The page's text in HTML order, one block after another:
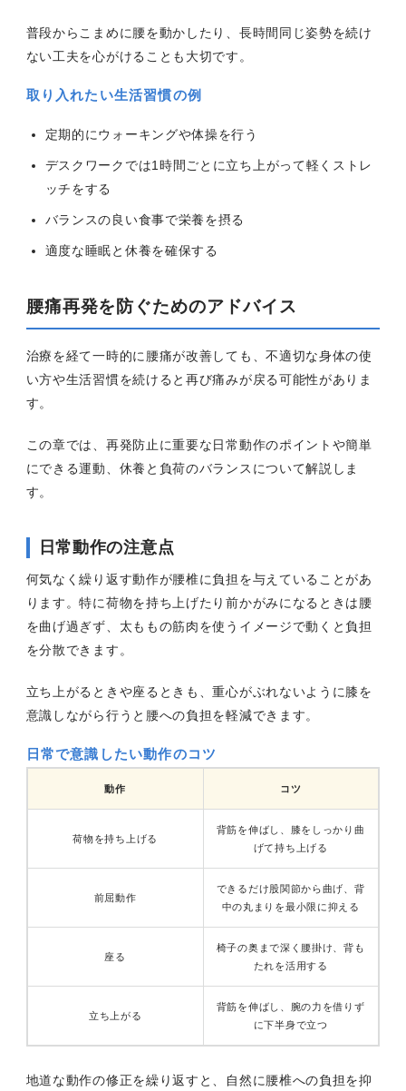
普段からこまめに腰を動かしたり、長時間同じ姿勢を続け
ない工夫を心がけることも大切です。
取り入れたい生活習慣の例
定期的にウォーキングや体操を行う
デスクワークでは1時間ごとに立ち上がって軽くストレ
ッチをする
バランスの良い食事で栄養を摂る
適度な睡眠と休養を確保する
腰痛再発を防ぐためのアドバイス
治療を経て一時的に腰痛が改善しても、不適切な身体の使
い方や生活習慣を続けると再び痛みが戻る可能性がありま
す。
この章では、再発防止に重要な日常動作のポイントや簡単
にできる運動、休養と負荷のバランスについて解説しま
す。
日常動作の注意点
何気なく繰り返す動作が腰椎に負担を与えていることがあ
ります。特に荷物を持ち上げたり前かがみになるときは腰
を曲げ過ぎず、太ももの筋肉を使うイメージで動くと負担
を分散できます。
立ち上がるときや座るときも、重心がぶれないように膝を
意識しながら行うと腰への負担を軽減できます。
日常で意識したい動作のコツ
動作 コツ
荷物を持ち上げる
背筋を伸ばし、膝をしっかり曲
げて持ち上げる
前屈動作
できるだけ股関節から曲げ、背
中の丸まりを最小限に抑える
座る
椅子の奥まで深く腰掛け、背も
たれを活用する
立ち上がる
背筋を伸ばし、腕の力を借りず
に下半身で立つ
地道な動作の修正を繰り返すと、自然に腰椎への負担を抑